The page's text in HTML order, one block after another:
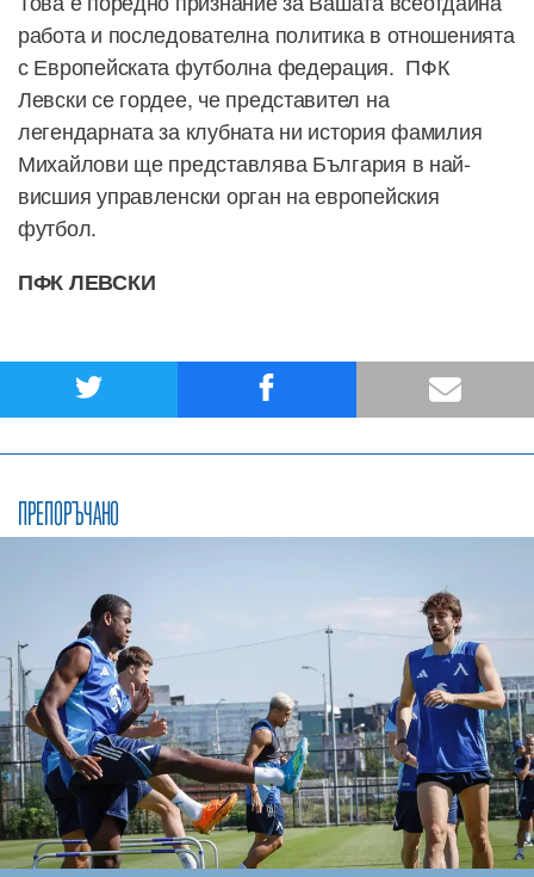
работа и последователна политика в отношенията
с Европейската футболна федерация. ПФК
Левски се гордее, че представител на
легендарната за клубната ни история фамилия
Михайлови ще представлява България в най-
висшия управленски орган на европейския
футбол.
ПФК ЛЕВСКИ
ПРЕПОРЪЧАНО